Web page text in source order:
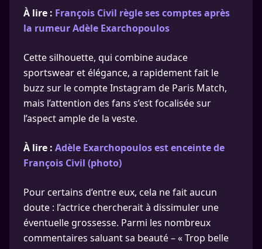
À lire : François Civil règle ses comptes après
la rumeur Adèle Exarchopoulos
Cette silhouette, qui combine audace
sportswear et élégance, a rapidement fait le
buzz sur le compte Instagram de Paris Match,
mais l’attention des fans s’est focalisée sur
l’aspect ample de la veste.
À lire : Adèle Exarchopoulos est enceinte de
François Civil (photo)
Pour certains d’entre eux, cela ne fait aucun
doute : l’actrice chercherait à dissimuler une
éventuelle grossesse. Parmi les nombreux
commentaires saluant sa beauté – « Trop belle